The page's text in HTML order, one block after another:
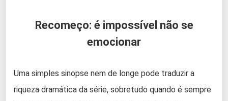
Recomeço: é impossível não se
emocionar
Uma simples sinopse nem de longe pode traduzir a
riqueza dramática da série, sobretudo quando é sempre